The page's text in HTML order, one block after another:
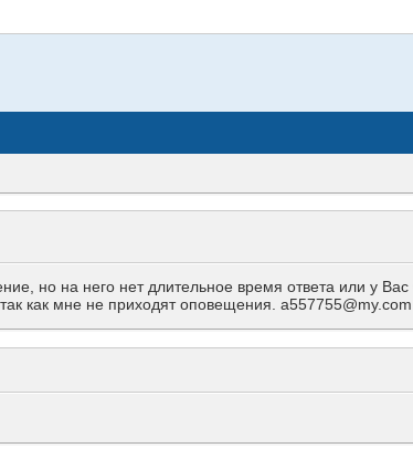
но на него нет длительное время ответа или у Вас
как мне не приходят оповещения. a557755@my.com